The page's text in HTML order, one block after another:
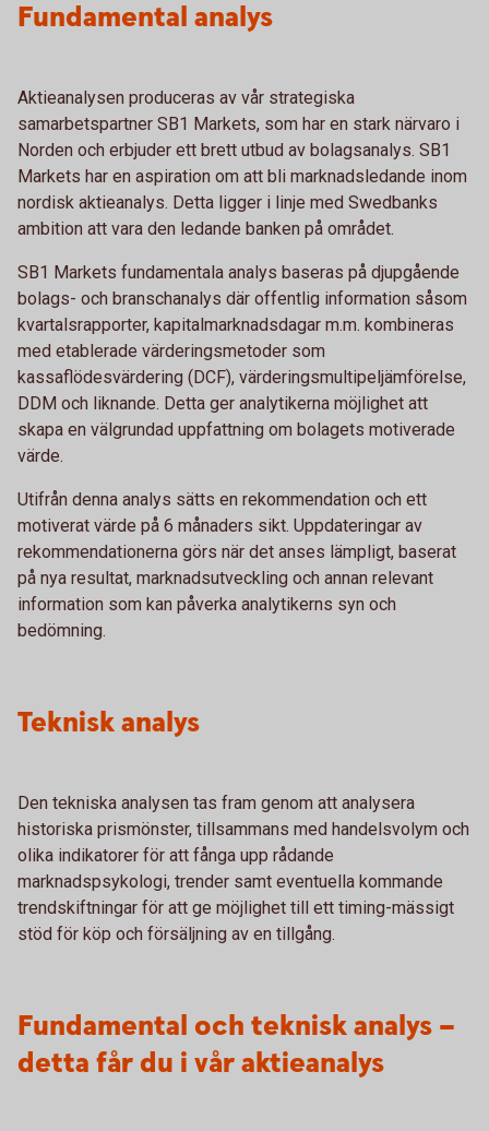
Fundamental analys
Aktieanalysen produceras av vår strategiska
samarbetspartner SB1 Markets, som har en stark närvaro i
Norden och erbjuder ett brett utbud av bolagsanalys. SB1
Markets har en aspiration om att bli marknadsledande inom
nordisk aktieanalys. Detta ligger i linje med Swedbanks
ambition att vara den ledande banken på området.
SB1 Markets fundamentala analys baseras på djupgående
bolags- och branschanalys där offentlig information såsom
kvartalsrapporter, kapitalmarknadsdagar m.m. kombineras
med etablerade värderingsmetoder som
kassaflödesvärdering (DCF), värderingsmultipeljämförelse,
DDM och liknande. Detta ger analytikerna möjlighet att
skapa en välgrundad uppfattning om bolagets motiverade
värde.
Utifrån denna analys sätts en rekommendation och ett
motiverat värde på 6 månaders sikt. Uppdateringar av
rekommendationerna görs när det anses lämpligt, baserat
på nya resultat, marknadsutveckling och annan relevant
information som kan påverka analytikerns syn och
bedömning.
Teknisk analys
Den tekniska analysen tas fram genom att analysera
historiska prismönster, tillsammans med handelsvolym och
olika indikatorer för att fånga upp rådande
marknadspsykologi, trender samt eventuella kommande
trendskiftningar för att ge möjlighet till ett timing-mässigt
stöd för köp och försäljning av en tillgång.
Fundamental och teknisk analys –
detta får du i vår aktieanalys